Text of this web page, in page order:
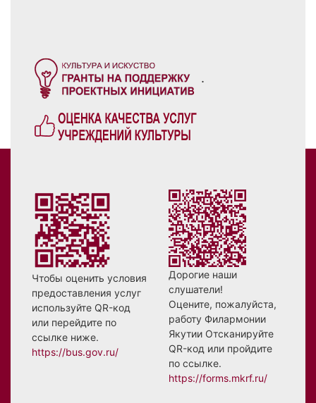
.
Чтобы оценить условия
предоставления услуг
используйте QR-код
или перейдите по
ссылке ниже.
https://bus.gov.ru/
Дорогие наши
слушатели!
Оцените, пожалуйста,
работу Филармонии
Якутии Отсканируйте
QR-код или пройдите
по ссылке.
https://forms.mkrf.ru/